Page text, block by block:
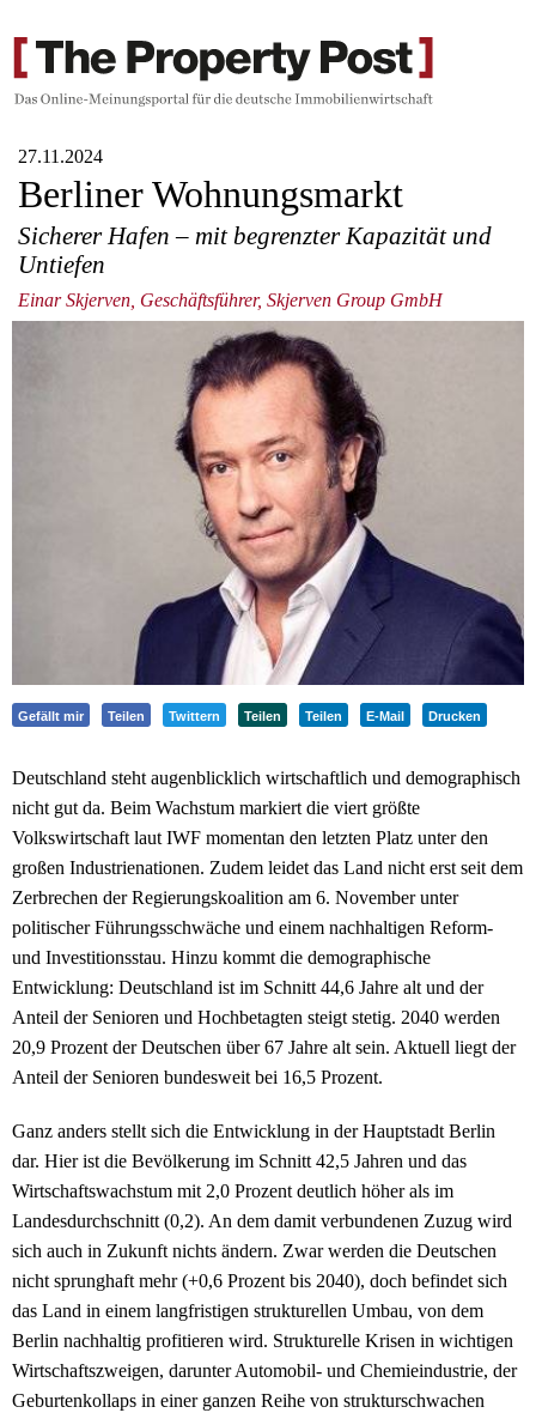
27.11.2024
Berliner Wohnungsmarkt
Sicherer Hafen – mit begrenzter Kapazität und
Untiefen
Einar Skjerven, Geschäftsführer, Skjerven Group GmbH
Gefällt mir Teilen Twittern Teilen Teilen E-Mail Drucken
Deutschland steht augenblicklich wirtschaftlich und demographisch
nicht gut da. Beim Wachstum markiert die viert größte
Volkswirtschaft laut IWF momentan den letzten Platz unter den
großen Industrienationen. Zudem leidet das Land nicht erst seit dem
Zerbrechen der Regierungskoalition am 6. November unter
politischer Führungsschwäche und einem nachhaltigen Reform-
und Investitionsstau. Hinzu kommt die demographische
Entwicklung: Deutschland ist im Schnitt 44,6 Jahre alt und der
Anteil der Senioren und Hochbetagten steigt stetig. 2040 werden
20,9 Prozent der Deutschen über 67 Jahre alt sein. Aktuell liegt der
Anteil der Senioren bundesweit bei 16,5 Prozent.
Ganz anders stellt sich die Entwicklung in der Hauptstadt Berlin
dar. Hier ist die Bevölkerung im Schnitt 42,5 Jahren und das
Wirtschaftswachstum mit 2,0 Prozent deutlich höher als im
Landesdurchschnitt (0,2). An dem damit verbundenen Zuzug wird
sich auch in Zukunft nichts ändern. Zwar werden die Deutschen
nicht sprunghaft mehr (+0,6 Prozent bis 2040), doch befindet sich
das Land in einem langfristigen strukturellen Umbau, von dem
Berlin nachhaltig profitieren wird. Strukturelle Krisen in wichtigen
Wirtschaftszweigen, darunter Automobil- und Chemieindustrie, der
Geburtenkollaps in einer ganzen Reihe von strukturschwachen